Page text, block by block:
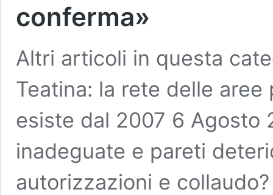
conferma»
Altri articoli in questa
Teatina: la rete delle
esiste dal 2007 6 Agosto
inadeguate e pareti
autorizzazioni e